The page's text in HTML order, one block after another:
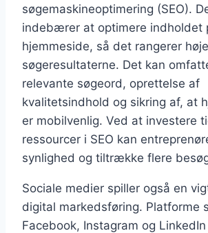
søgemaskineoptimering (SEO).
indebærer at optimere indholdet
hjemmeside, så det rangerer
søgeresultaterne. Det kan
relevante søgeord, oprettelse af
kvalitetsindhold og sikring af, at
er mobilvenlig. Ved at investere
ressourcer i SEO kan
synlighed og tiltrække flere
Sociale medier spiller også en
digital markedsføring. Platforme
Facebook, Instagram og